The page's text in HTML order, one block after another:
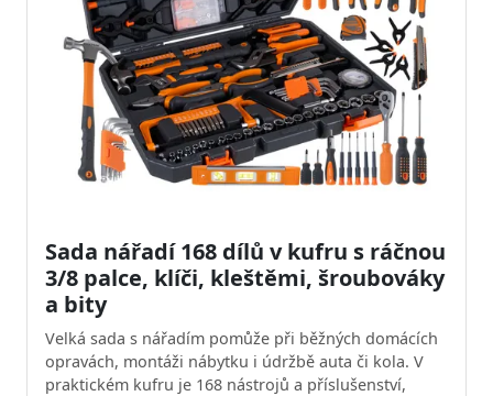
Sada nářadí 168 dílů v kufru s ráčnou
3/8 palce, klíči, kleštěmi, šroubováky
a bity
Velká sada s nářadím pomůže při běžných domácích
opravách, montáži nábytku i údržbě auta či kola. V
praktickém kufru je 168 nástrojů a příslušenství,